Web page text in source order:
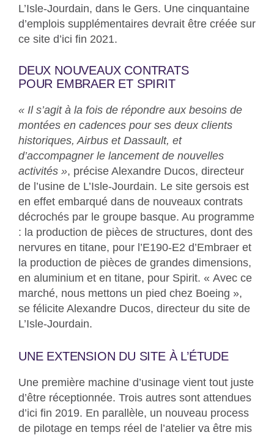
L’Isle-Jourdain, dans le Gers. Une cinquantaine
d’emplois supplémentaires devrait être créée sur
ce site d’ici fin 2021.
DEUX NOUVEAUX CONTRATS
POUR EMBRAER ET SPIRIT
« Il s’agit à la fois de répondre aux besoins de
montées en cadences pour ses deux clients
historiques, Airbus et Dassault, et
d’accompagner le lancement de nouvelles
activités », précise Alexandre Ducos, directeur
de l’usine de L’Isle-Jourdain. Le site gersois est
en effet embarqué dans de nouveaux contrats
décrochés par le groupe basque. Au programme
: la production de pièces de structures, dont des
nervures en titane, pour l’E190-E2 d’Embraer et
la production de pièces de grandes dimensions,
en aluminium et en titane, pour Spirit. « Avec ce
marché, nous mettons un pied chez Boeing »,
se félicite Alexandre Ducos, directeur du site de
L’Isle-Jourdain.
UNE EXTENSION DU SITE À L’ÉTUDE
Une première machine d’usinage vient tout juste
d’être réceptionnée. Trois autres sont attendues
d’ici fin 2019. En parallèle, un nouveau process
de pilotage en temps réel de l’atelier va être mis